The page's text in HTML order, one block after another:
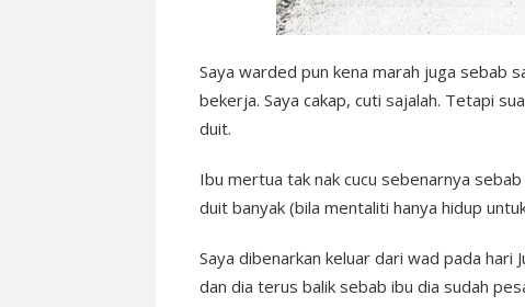
Saya warded pun kena marah juga sebab
bekerja. Saya cakap, cuti sajalah. Tetapi
duit.
Ibu mertua tak nak cucu sebenarnya
duit banyak (bila mentaliti hanya hidup
Saya dibenarkan keluar dari wad pada hari
dan dia terus balik sebab ibu dia sudah